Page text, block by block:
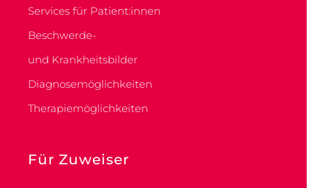
Services für Patient:innen
Beschwerde-
und Krankheitsbilder
Diagnosemöglichkeiten
Therapiemöglichkeiten
Für Zuweiser